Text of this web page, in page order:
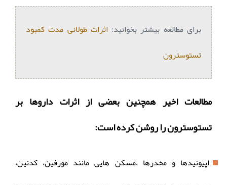
برای مطالعه بیشتر بخوانید: اثرات طولانی مدت کمبود
تستوسترون
مطالعات اخیر همچنین بعضی از اثرات داروها بر
تستوسترون را روشن کرده است:
اپیوئیدها و مخدرها ،مسکن هایی مانند مورفین، کدئین،